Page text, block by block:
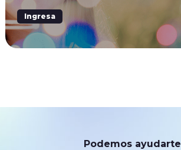
Ingresa
Podemos ayudarte